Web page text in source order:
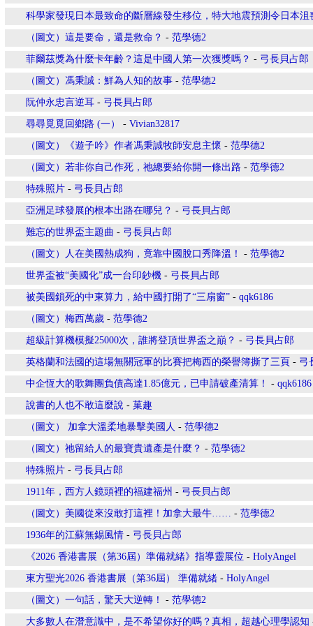
科學家發現日本最致命的斷層線發生移位，特大地震預測令日本沮
（圖文）這是要命，還是救命？ - 范學德2
菲爾茲獎為什麼卡年齡？這是中國人第一次獲獎嗎？ - 弓長貝占郎
（圖文）馮秉誠：鮮為人知的故事 - 范學德2
阮仲永忠言逆耳 - 弓長貝占郎
尋尋覓覓回鄉路 (一） - Vivian32817
（圖文）《遊子吟》作者馮秉誠牧師安息主懷 - 范學德2
（圖文）若非你自己作死，祂總要給你開一條出路 - 范學德2
特殊照片 - 弓長貝占郎
亞洲足球發展的根本出路在哪兒？ - 弓長貝占郎
難忘的世界盃主題曲 - 弓長貝占郎
（圖文）人在美國熱成狗，竟靠中國脫口秀降溫！ - 范學德2
世界盃被“美國化”成一台印鈔機 - 弓長貝占郎
被美國鎖死的中東算力，給中國打開了“三扇窗” - qqk6186
（圖文）梅西萬歲 - 范學德2
超級計算機模擬25000次，誰將登頂世界盃之巔？ - 弓長貝占郎
英格蘭和法國的這場無關冠軍的比賽把梅西的榮譽簿撕了三頁 - 弓
中企恆大的歌舞團負債高達1.85億元，已申請破產清算！ - qqk6186
說書的人也不敢這麼說 - 菓趣
（圖文） 加拿大溫柔地暴擊美國人 - 范學德2
（圖文）祂留給人的最寶貴遺產是什麼？ - 范學德2
特殊照片 - 弓長貝占郎
1911年，西方人鏡頭裡的福建福州 - 弓長貝占郎
（圖文）美國從來沒敢打這裡！加拿大最牛…… - 范學德2
1936年的江蘇無錫風情 - 弓長貝占郎
《2026 香港書展（第36屆）準備就緒》指導靈展位 - HolyAngel
東方聖光2026 香港書展（第36屆） 準備就緒 - HolyAngel
（圖文）一句話，驚天大逆轉！ - 范學德2
大多數人在潛意識中，是不希望你好的嗎？真相，超越心理學認知